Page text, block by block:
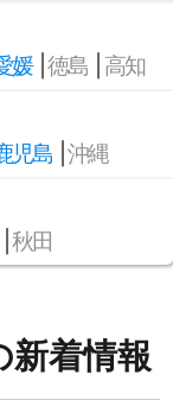
媛 徳島 高知
児島 沖縄
秋田
新着情報